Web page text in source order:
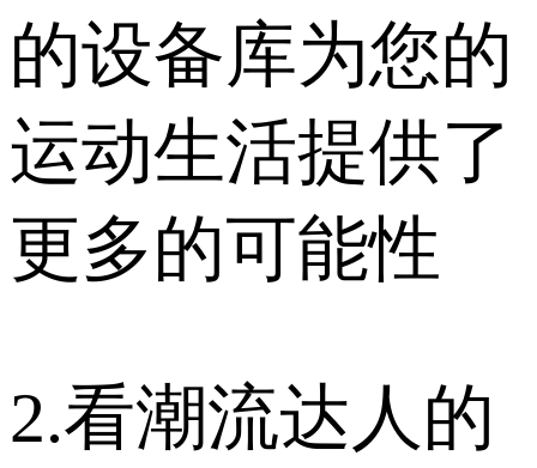
的设备库为您的
运动生活提供了
更多的可能性
2.看潮流达人的